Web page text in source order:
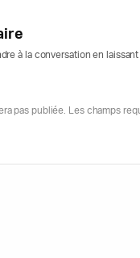
à la conversation en
pas publiée. Les champs